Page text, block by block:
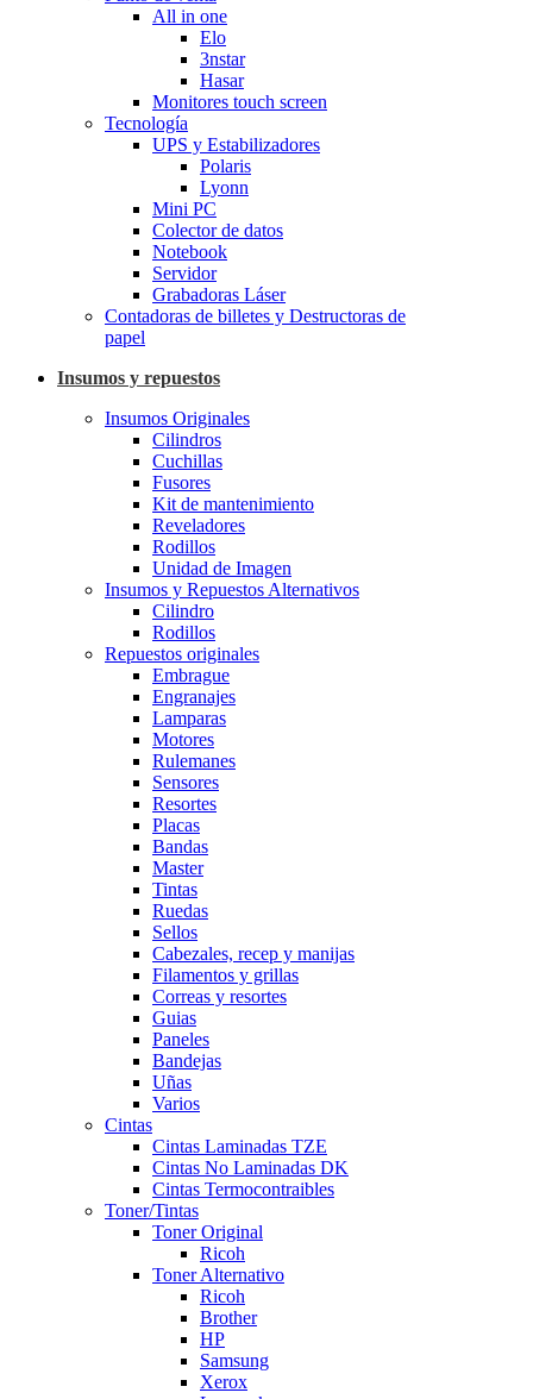
All in one
Elo
3nstar
Hasar
Monitores touch screen
Tecnología
UPS y Estabilizadores
Polaris
Lyonn
Mini PC
Colector de datos
Notebook
Servidor
Grabadoras Láser
Contadoras de billetes y Destructoras de
papel
Insumos y repuestos
Insumos Originales
Cilindros
Cuchillas
Fusores
Kit de mantenimiento
Reveladores
Rodillos
Unidad de Imagen
Insumos y Repuestos Alternativos
Cilindro
Rodillos
Repuestos originales
Embrague
Engranajes
Lamparas
Motores
Rulemanes
Sensores
Resortes
Placas
Bandas
Master
Tintas
Ruedas
Sellos
Cabezales, recep y manijas
Filamentos y grillas
Correas y resortes
Guias
Paneles
Bandejas
Uñas
Varios
Cintas
Cintas Laminadas TZE
Cintas No Laminadas DK
Cintas Termocontraibles
Toner/Tintas
Toner Original
Ricoh
Toner Alternativo
Ricoh
Brother
HP
Samsung
Xerox